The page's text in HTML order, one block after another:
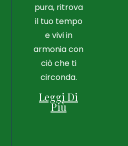
pura, ritrova
il tuo tempo
e vivi in
armonia con
ciò che ti
circonda.
Leggi Di
Più